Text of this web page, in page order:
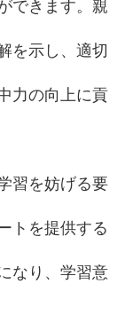
できます。親
を示し、適切
力の向上に貢
習を妨げる要
トを提供する
なり、学習意